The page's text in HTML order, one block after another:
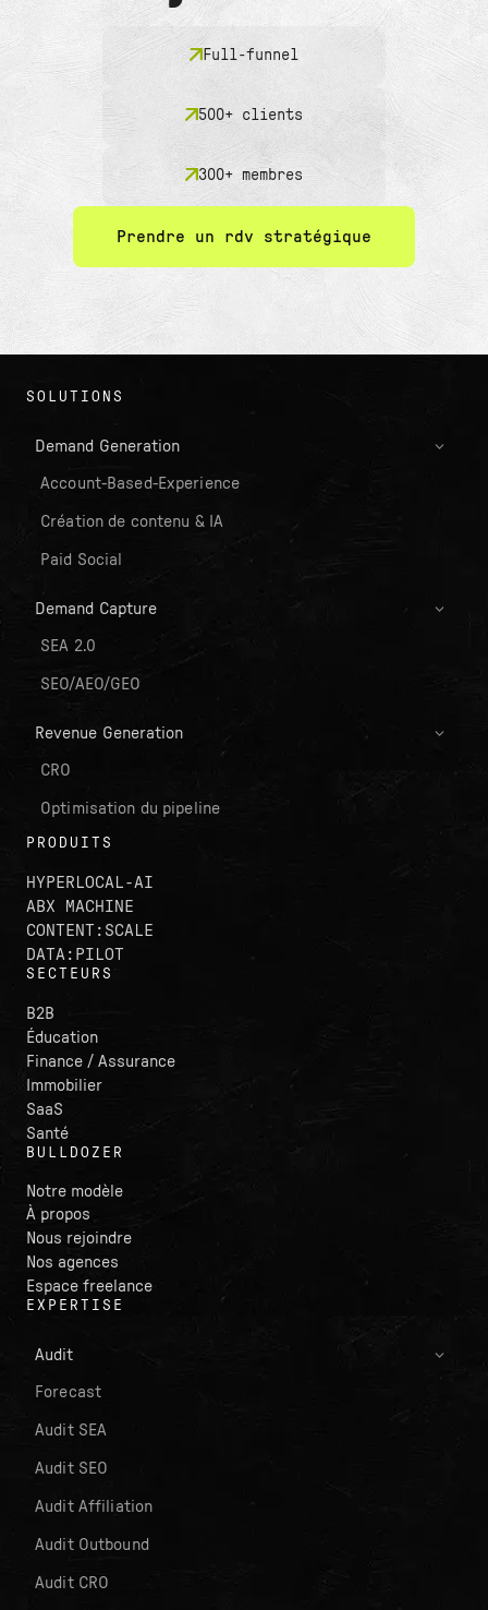
Full-funnel
500+ clients
300+ membres
Prendre un rdv stratégique
SOLUTIONS
Demand Generation
Account-Based-Experience
Création de contenu & IA
Paid Social
Demand Capture
SEA 2.0
SEO/AEO/GEO
Revenue Generation
CRO
Optimisation du pipeline
PRODUITS
HYPERLOCAL-AI
ABX MACHINE
CONTENT:SCALE
DATA:PILOT
SECTEURS
B2B
Éducation
Finance / Assurance
Immobilier
SaaS
Santé
BULLDOZER
Notre modèle
À propos
Nous rejoindre
Nos agences
Espace freelance
EXPERTISE
Audit
Forecast
Audit SEA
Audit SEO
Audit Affiliation
Audit Outbound
Audit CRO